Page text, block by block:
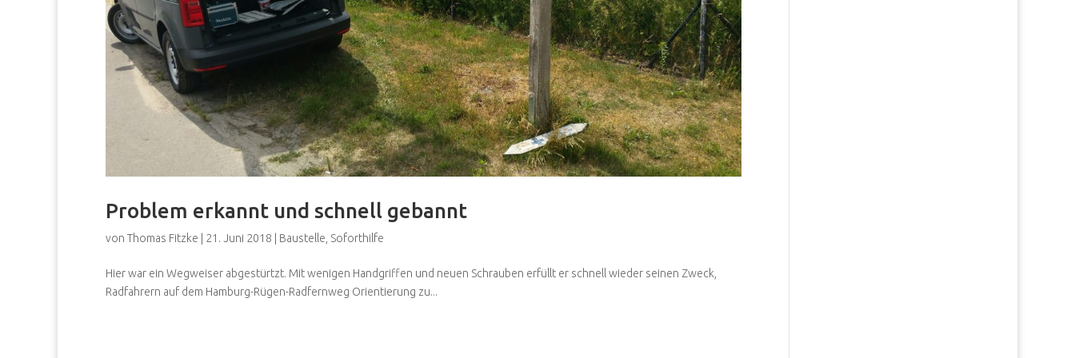
Problem erkannt und schnell gebannt
von Thomas Fitzke 21. Juni 2018 Baustelle Soforthilfe
Hier war ein Wegweiser abgestürtzt. Mit wenigen Handgriffen und neuen Schrauben erfüllt er schnell wieder seinen Zweck,
Radfahrern auf dem Hamburg-Rügen-Radfernweg Orientierung zu...